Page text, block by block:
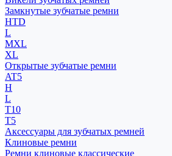
Замкнутые зубчатые ремни
HTD
L
MXL
XL
Открытые зубчатые ремни
AT5
H
L
T10
T5
Аксессуары для зубчатых ремней
Клиновые ремни
Ремни клиновые классические